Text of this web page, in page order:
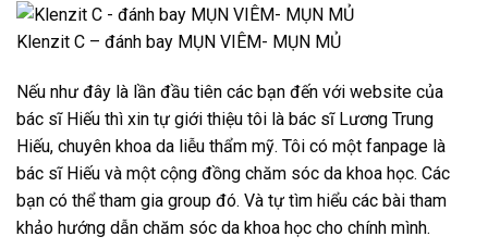
Klenzit C – đánh bay MỤN VIÊM- MỤN MỦ
Nếu như đây là lần đầu tiên các bạn đến với website của
bác sĩ Hiếu thì xin tự giới thiệu tôi là bác sĩ Lương Trung
Hiếu, chuyên khoa da liễu thẩm mỹ. Tôi có một fanpage là
bác sĩ Hiếu và một cộng đồng chăm sóc da khoa học. Các
bạn có thể tham gia group đó. Và tự tìm hiểu các bài tham
khảo hướng dẫn chăm sóc da khoa học cho chính mình.